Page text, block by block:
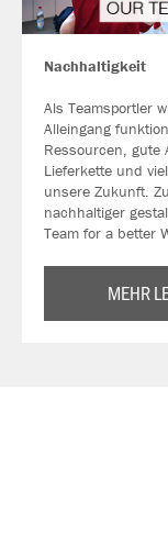
Nachhaltigkeit
Als Teamsportler
Alleingang
Ressourcen, gute
Lieferkette und
unsere Zukunft.
nachhaltiger
Team for a better
MEHR